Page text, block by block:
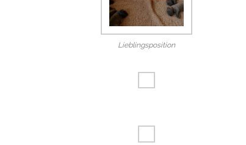
Lieblingsposition